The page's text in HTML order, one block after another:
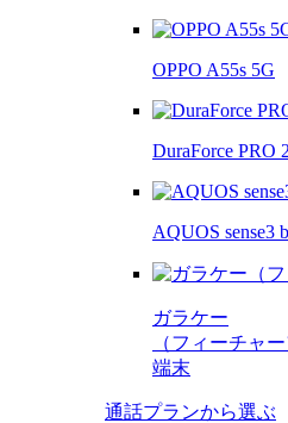
OPPO A55s 5G
DuraForce PRO 2
AQUOS sense3
ガラケー
（フィーチャー
端末
通話プランから選ぶ